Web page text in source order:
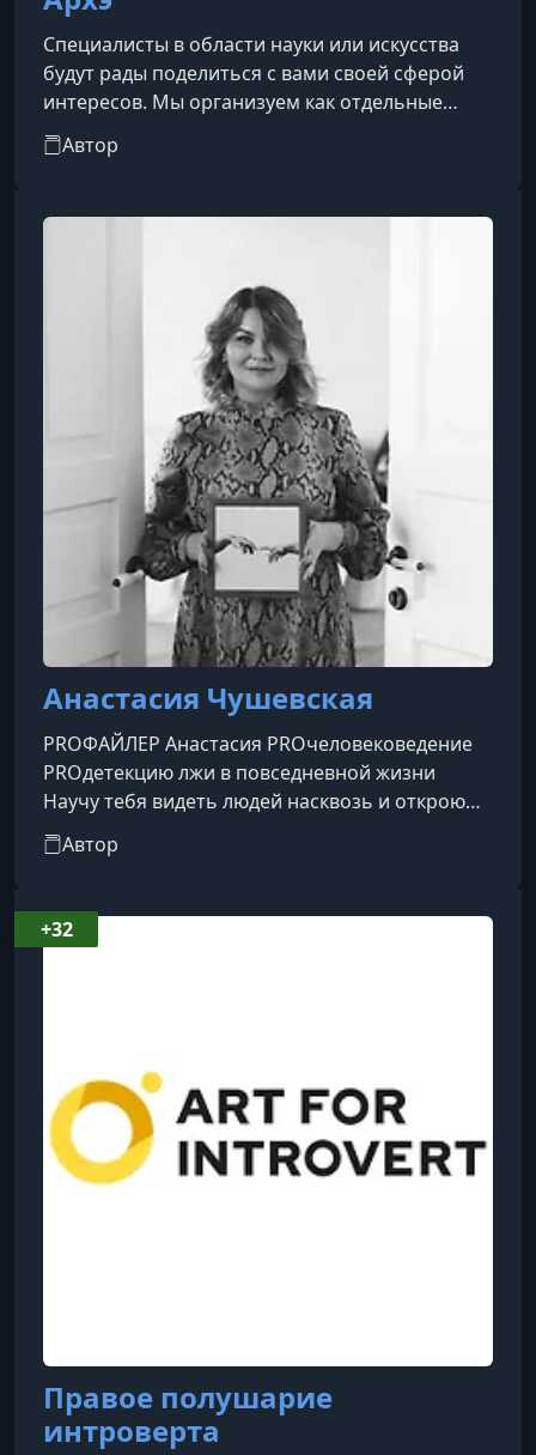
Специалисты в области науки или искусства
будут рады поделиться с вами своей сферой
интересов. Мы организуем как отдельные
лекции, так и небольшие циклы,
объединенные общей тематикой. Формат
автономность, может являться прекрасным
Автор
Анастасия Чушевская
PROФАЙЛЕР Анастасия PROчеловековедение
PROдетекцию лжи в повседневной жизни
Научу тебя видеть людей насквозь и открою
тайны
Автор
Правое полушарие
интроверта
+32